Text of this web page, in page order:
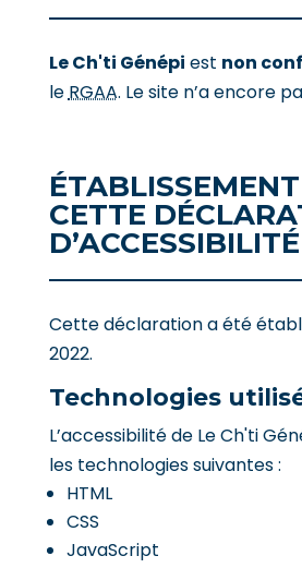
Le Ch'ti Génépi est non
leRGAA. Le site n’a encore
CETTE
D’ACCESSIBILITÉ
Cette déclaration a été
2022.
Technologies
L’accessibilité de Le Ch'ti
les technologies suivantes :
HTML
CSS
JavaScript